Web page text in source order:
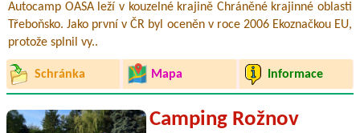
Autocamp OASA leží v kouzelné krajině Chráněné krajinné oblasti
Třeboňsko. Jako první v ČR byl oceněn v roce 2006 Ekoznačkou EU,
protože splnil vy..
Schránka Mapa Informace
Camping Rožnov